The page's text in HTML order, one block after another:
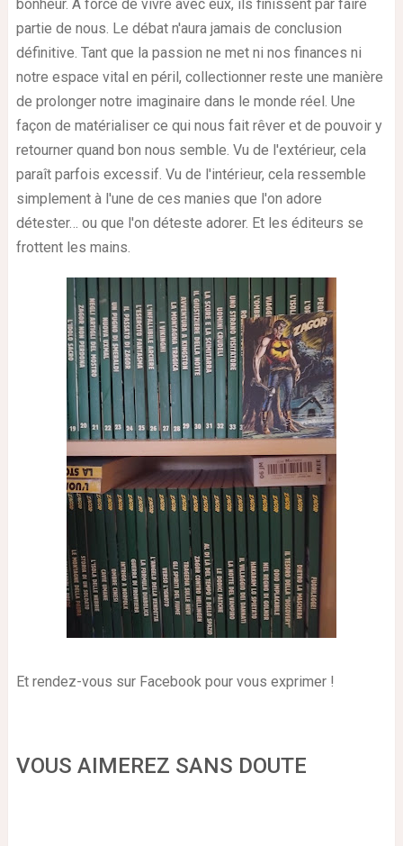
bonheur. À force de vivre avec eux, ils finissent par faire
partie de nous. Le débat n'aura jamais de conclusion
définitive. Tant que la passion ne met ni nos finances ni
notre espace vital en péril, collectionner reste une manière
de prolonger notre imaginaire dans le monde réel. Une
façon de matérialiser ce qui nous fait rêver et de pouvoir y
retourner quand bon nous semble. Vu de l'extérieur, cela
paraît parfois excessif. Vu de l'intérieur, cela ressemble
simplement à l'une de ces manies que l'on adore
détester… ou que l'on déteste adorer. Et les éditeurs se
frottent les mains.
Et rendez-vous sur Facebook pour vous exprimer !
VOUS AIMEREZ SANS DOUTE